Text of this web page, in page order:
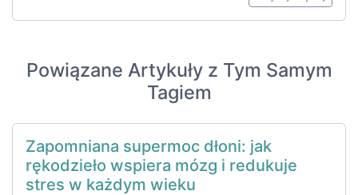
Powiązane Artykuły z Tym Samym
Tagiem
Zapomniana supermoc dłoni: jak
rękodzieło wspiera mózg i redukuje
stres w każdym wieku